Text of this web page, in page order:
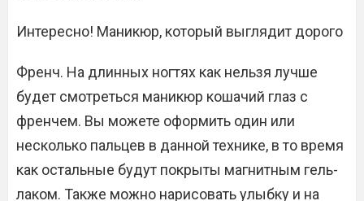
Интересно! Маникюр, который выглядит дорого
Френч. На длинных ногтях как нельзя лучше
будет смотреться маникюр кошачий глаз с
френчем. Вы можете оформить один или
несколько пальцев в данной технике, в то время
как остальные будут покрыты магнитным гель-
лаком. Также можно нарисовать улыбку и на